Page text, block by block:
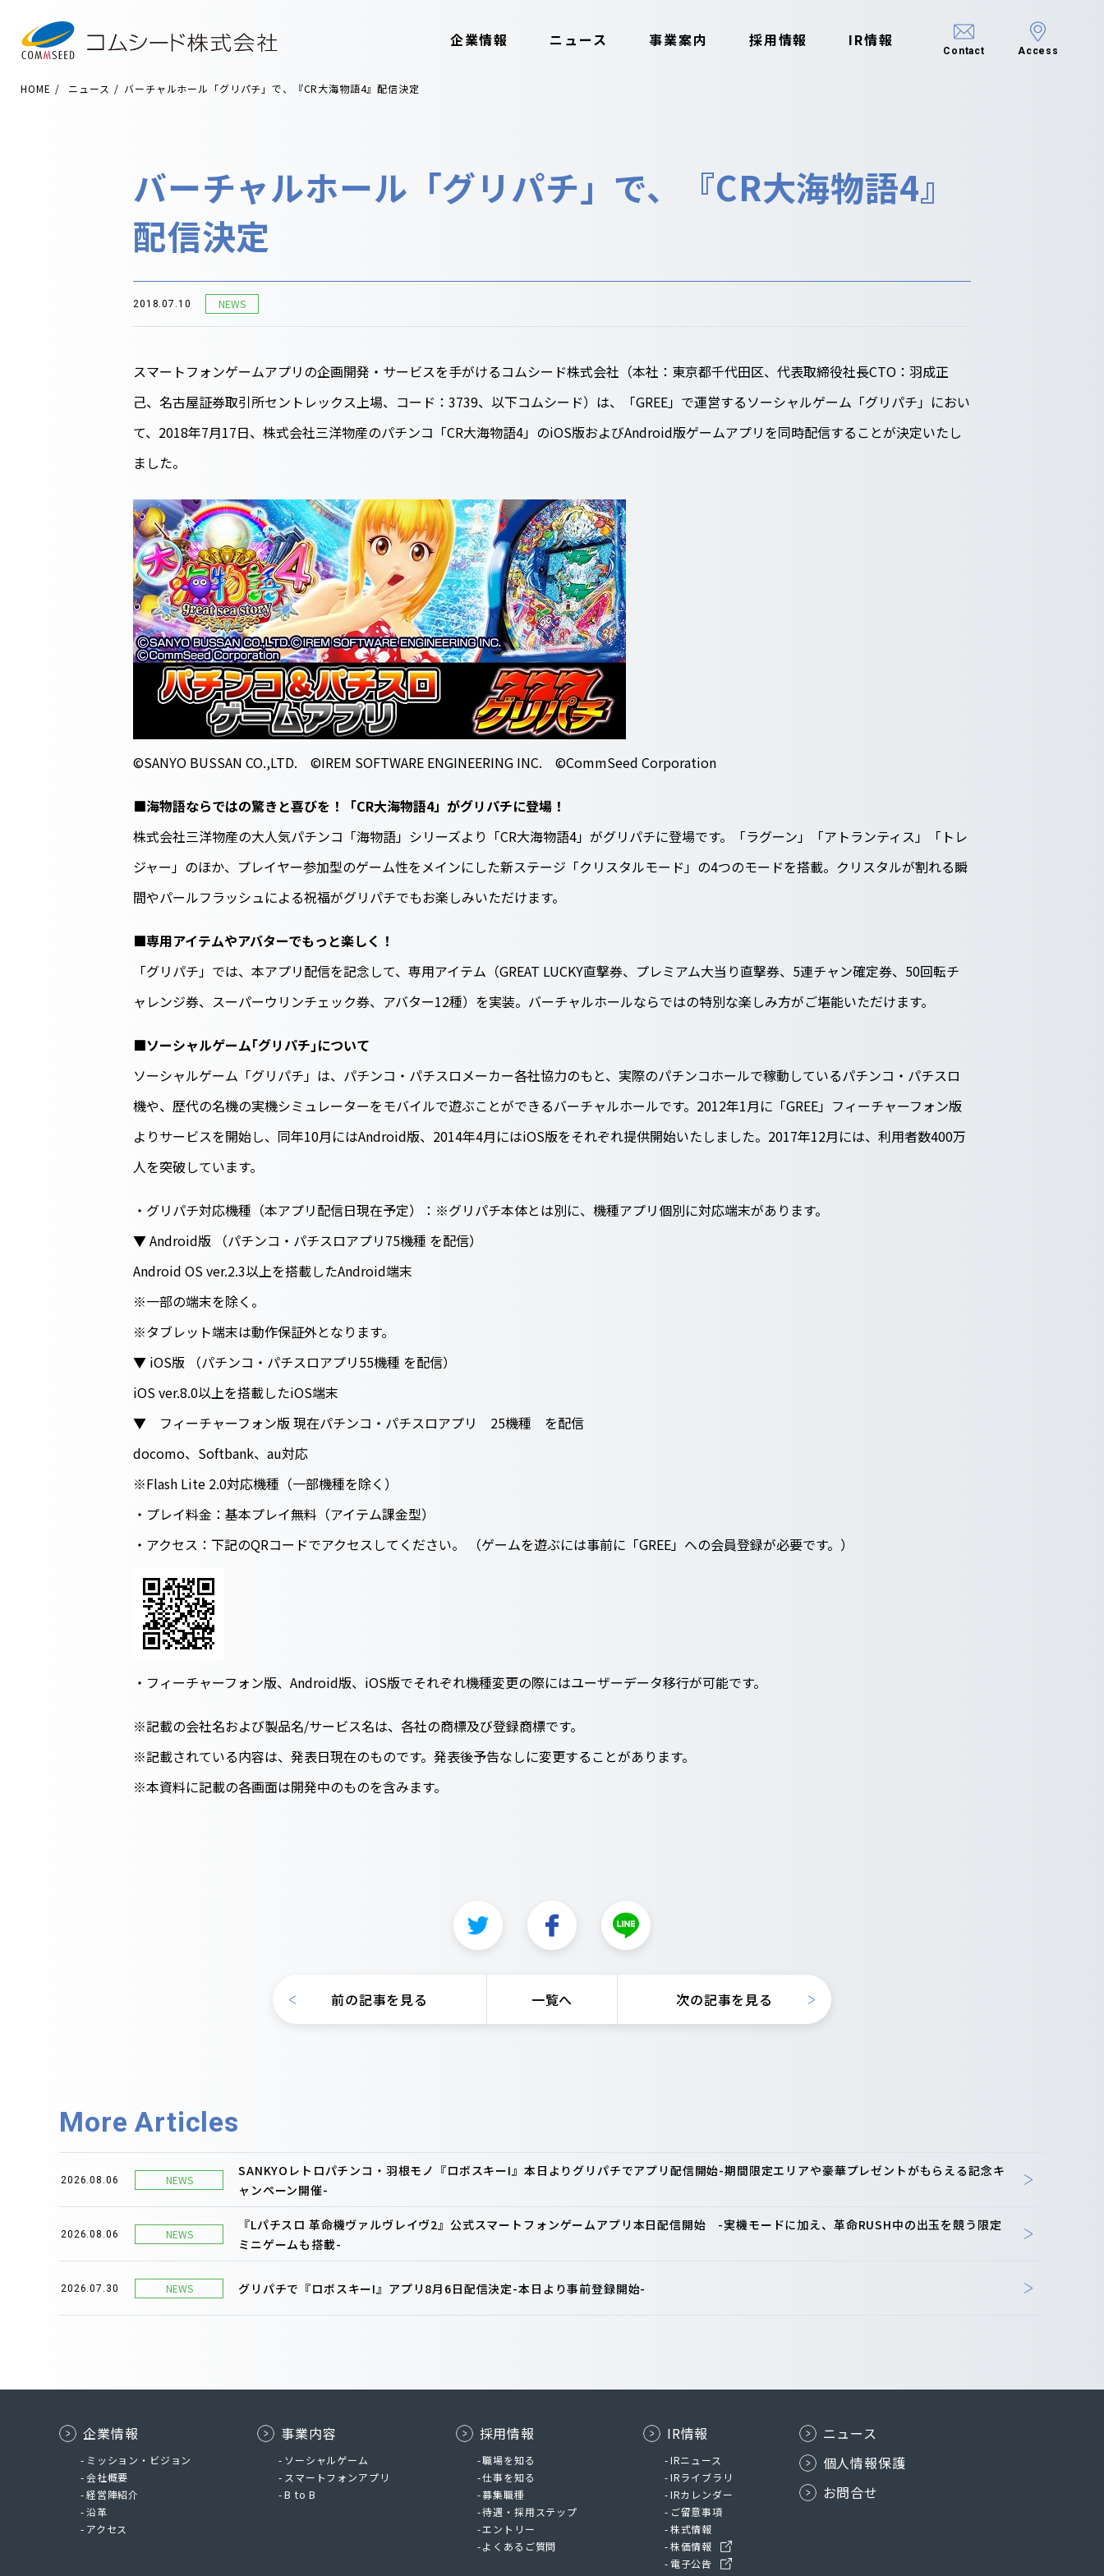
企業情報 ニュース 事業案内 採用情報 IR情報
Contact Access
HOME ニュース バーチャルホール「グリパチ」で、『CR大海物語4』配信決定
バーチャルホール「グリパチ」で、『CR大海物語4』
配信決定
2018.07.10 NEWS
スマートフォンゲームアプリの企画開発・サービスを手がけるコムシード株式会社（本社：東京都千代田区、代表取締役社長CTO：羽成正
己、名古屋証券取引所セントレックス上場、コード：3739、以下コムシード）は、「GREE」で運営するソーシャルゲーム「グリパチ」におい
て、2018年7月17日、株式会社三洋物産のパチンコ「CR大海物語4」のiOS版およびAndroid版ゲームアプリを同時配信することが決定いたし
ました。
©SANYO BUSSAN CO.,LTD. ©IREM SOFTWARE ENGINEERING INC. ©CommSeed Corporation
■海物語ならではの驚きと喜びを！「CR大海物語4」がグリパチに登場！
株式会社三洋物産の大人気パチンコ「海物語」シリーズより「CR大海物語4」がグリパチに登場です。「ラグーン」「アトランティス」「トレ
ジャー」のほか、プレイヤー参加型のゲーム性をメインにした新ステージ「クリスタルモード」の4つのモードを搭載。クリスタルが割れる瞬
間やパールフラッシュによる祝福がグリパチでもお楽しみいただけます。
■専用アイテムやアバターでもっと楽しく！
「グリパチ」では、本アプリ配信を記念して、専用アイテム（GREAT LUCKY直撃券、プレミアム大当り直撃券、5連チャン確定券、50回転チ
ャレンジ券、スーパーウリンチェック券、アバター12種）を実装。バーチャルホールならではの特別な楽しみ方がご堪能いただけます。
■ソーシャルゲーム｢グリパチ｣について
ソーシャルゲーム「グリパチ」は、パチンコ・パチスロメーカー各社協力のもと、実際のパチンコホールで稼動しているパチンコ・パチスロ
機や、歴代の名機の実機シミュレーターをモバイルで遊ぶことができるバーチャルホールです。2012年1月に「GREE」フィーチャーフォン版
よりサービスを開始し、同年10月にはAndroid版、2014年4月にはiOS版をそれぞれ提供開始いたしました。2017年12月には、利用者数400万
人を突破しています。
・グリパチ対応機種（本アプリ配信日現在予定）：※グリパチ本体とは別に、機種アプリ個別に対応端末があります。
▼ Android版 （パチンコ・パチスロアプリ75機種 を配信）
Android OS ver.2.3以上を搭載したAndroid端末
※一部の端末を除く。
※タブレット端末は動作保証外となります。
▼ iOS版 （パチンコ・パチスロアプリ55機種 を配信）
iOS ver.8.0以上を搭載したiOS端末
▼ フィーチャーフォン版 現在パチンコ・パチスロアプリ 25機種 を配信
docomo、Softbank、au対応
※Flash Lite 2.0対応機種（一部機種を除く）
・プレイ料金：基本プレイ無料（アイテム課金型）
・アクセス：下記のQRコードでアクセスしてください。 （ゲームを遊ぶには事前に「GREE」への会員登録が必要です。）
・フィーチャーフォン版、Android版、iOS版でそれぞれ機種変更の際にはユーザーデータ移行が可能です。
※記載の会社名および製品名/サービス名は、各社の商標及び登録商標です。
※記載されている内容は、発表日現在のものです。発表後予告なしに変更することがあります。
※本資料に記載の各画面は開発中のものを含みます。
前の記事を見る 一覧へ 次の記事を見る
More Articles
2026.08.06 NEWS
SANKYOレトロパチンコ・羽根モノ『ロボスキーI』本日よりグリパチでアプリ配信開始-期間限定エリアや豪華プレゼントがもらえる記念キ
ャンペーン開催-
2026.08.06 NEWS
『Lパチスロ 革命機ヴァルヴレイヴ2』公式スマートフォンゲームアプリ本日配信開始 -実機モードに加え、革命RUSH中の出玉を競う限定
ミニゲームも搭載-
2026.07.30 NEWS グリパチで『ロボスキーI』アプリ8月6日配信決定-本日より事前登録開始-
企業情報
ミッション・ビジョン
会社概要
経営陣紹介
沿革
アクセス
事業内容
ソーシャルゲーム
スマートフォンアプリ
B to B
採用情報
職場を知る
仕事を知る
募集職種
待遇・採用ステップ
エントリー
よくあるご質問
IR情報
IRニュース
IRライブラリ
IRカレンダー
ご留意事項
株式情報
株価情報
電子公告
ニュース
個人情報保護
お問合せ